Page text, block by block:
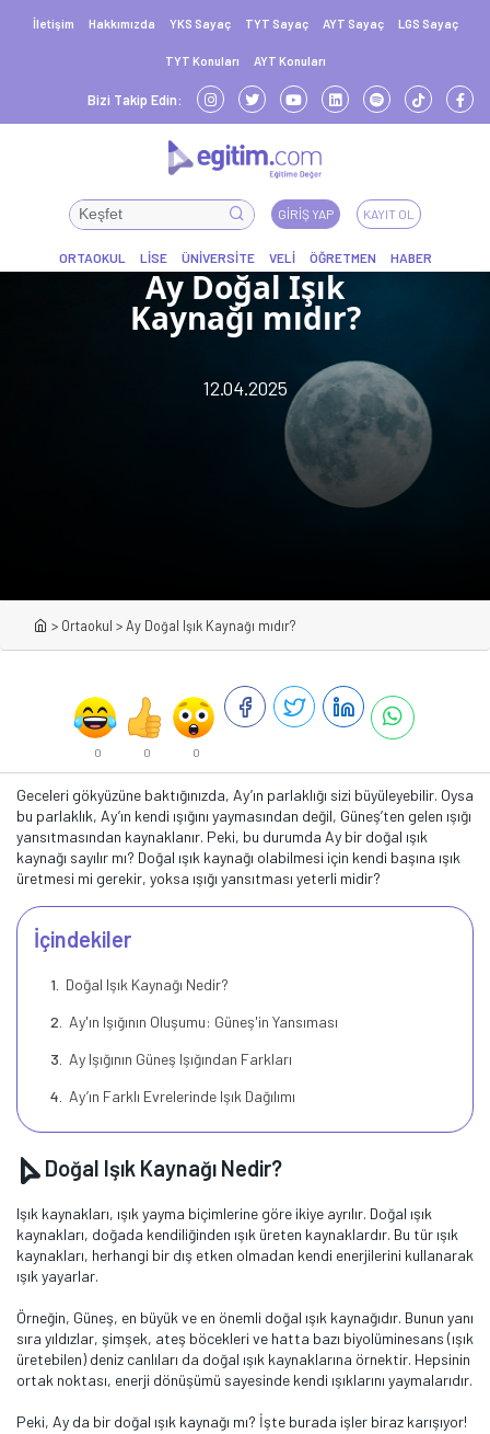
İletişim Hakkımızda YKS Sayaç TYT Sayaç AYT Sayaç LGS Sayaç
TYT Konuları AYT Konuları
Bizi Takip Edin:
GIRIŞ YAP KAYIT OL
Ay Doğal Işık
Kaynağı mıdır?
12.04.2025
> Ortaokul >Ay Doğal Işık Kaynağı mıdır?
0 0 0
Geceleri gökyüzüne baktığınızda, Ay’ın parlaklığı sizi büyüleyebilir. Oysa
bu parlaklık, Ay’ın kendi ışığını yaymasından değil, Güneş’ten gelen ışığı
yansıtmasından kaynaklanır. Peki, bu durumda Ay bir doğal ışık
kaynağı sayılır mı? Doğal ışık kaynağı olabilmesi için kendi başına ışık
üretmesi mi gerekir, yoksa ışığı yansıtması yeterli midir?
İçindekiler
Doğal Işık Kaynağı Nedir?
Ay'ın Işığının Oluşumu: Güneş'in Yansıması
Ay Işığının Güneş Işığından Farkları
Ay’ın Farklı Evrelerinde Işık Dağılımı
Doğal Işık Kaynağı Nedir?
Işık kaynakları, ışık yayma biçimlerine göre ikiye ayrılır. Doğal ışık
kaynakları, doğada kendiliğinden ışık üreten kaynaklardır. Bu tür ışık
kaynakları, herhangi bir dış etken olmadan kendi enerjilerini kullanarak
ışık yayarlar.
Örneğin, Güneş, en büyük ve en önemli doğal ışık kaynağıdır. Bunun yanı
sıra yıldızlar, şimşek, ateş böcekleri ve hatta bazı biyolüminesans (ışık
üretebilen) deniz canlıları da doğal ışık kaynaklarına örnektir. Hepsinin
ortak noktası, enerji dönüşümü sayesinde kendi ışıklarını yaymalarıdır.
Peki, Ay da bir doğal ışık kaynağı mı? İşte burada işler biraz karışıyor!